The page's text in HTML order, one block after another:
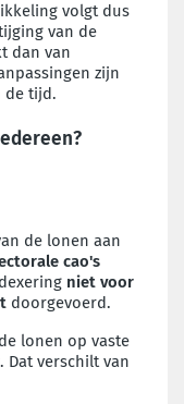
volgt dus
van de
dan van
zijn
de tijd.
de lonen aan
cao's
niet voor
doorgevoerd.
lonen op vaste
Dat verschilt van